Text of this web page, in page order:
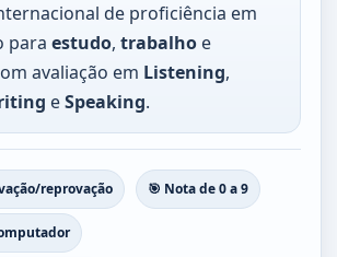
de proficiência em
para estudo, trabalho e
avaliação em Listening,
eSpeaking.
reprovação 🎯 Nota de 0 a 9